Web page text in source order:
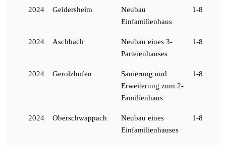
2024 Geldersheim
Neubau
Einfamilienhaus
1-8
2024 Aschbach
Neubau eines 3-
Parteienhauses
1-8
2024 Gerolzhofen
Sanierung und
Erweiterung zum 2-
Familienhaus
1-8
2024 Oberschwappach
Neubau eines
Einfamilienhauses
1-8